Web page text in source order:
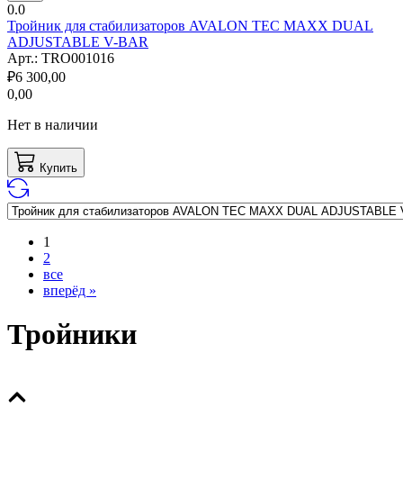
0.0
Тройник для стабилизаторов AVALON TEC MAXX DUAL
ADJUSTABLE V-BAR
Арт.: TRO001016
₽6 300,00
0,00
Нет в наличии
Купить
1
2
все
вперёд »
Тройники